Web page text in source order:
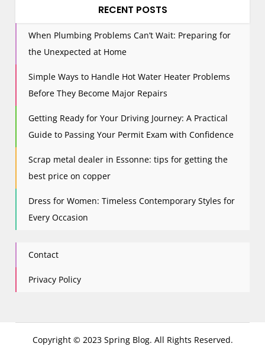
RECENT POSTS
When Plumbing Problems Can’t Wait: Preparing for
the Unexpected at Home
Simple Ways to Handle Hot Water Heater Problems
Before They Become Major Repairs
Getting Ready for Your Driving Journey: A Practical
Guide to Passing Your Permit Exam with Confidence
Scrap metal dealer in Essonne: tips for getting the
best price on copper
Dress for Women: Timeless Contemporary Styles for
Every Occasion
Contact
Privacy Policy
Copyright © 2023 Spring Blog. All Rights Reserved.